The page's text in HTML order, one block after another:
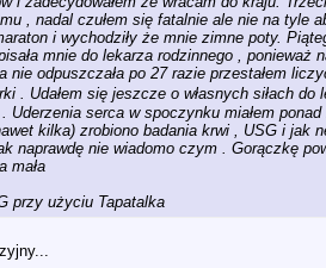
, nadal czułem się fatalnie ale nie na tyle
i wychodziły że mnie zimne poty.
mnie do lekarza rodzinnego ,
nie odpuszczała po 27 razie przestałem
. Udałem się jeszcze o własnych siłach do
Uderzenia serca w spoczynku miałem
kilka) zrobiono badania krwi , USG i jak
naprawdę nie wiadomo czym . Gorączkę
mała
przy użyciu Tapatalka